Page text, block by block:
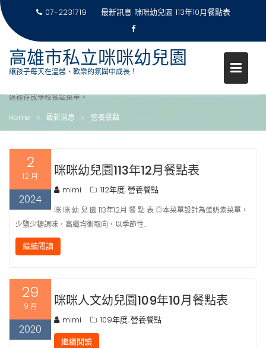
content
07-2231719 最新訊息 咪咪幼兒園 113年10月餐點表
高雄市私立咪咪幼兒園
讓孩子每天在溫馨、歡樂的氛圍中成長！
分類:營養餐點
這裡存放學校餐點菜單。
Home
最新消息 營養餐點
2
12 月
2024
咪咪幼兒園113年12月餐點表
mimi 112年度,營養餐點
咪 咪 幼 兒 園 113年12月 餐 點 表 ◎本菜單設計為蛋奶素菜單，
少鹽少糖調味，高纖均衡取向，以季節性…
繼續閱讀
29
9 月
2020
咪咪人文幼兒園109年10月餐點表
mimi 109年度,營養餐點
繼續閱讀